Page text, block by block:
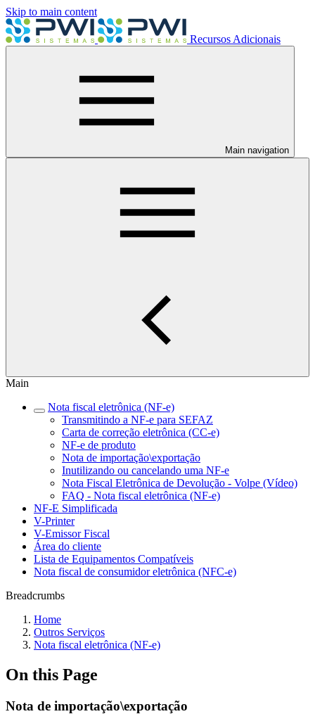
Skip to main content
Recursos Adicionais
Main navigation
Main
Nota fiscal eletrônica (NF-e)
Transmitindo a NF-e para SEFAZ
Carta de correção eletrônica (CC-e)
NF-e de produto
Nota de importação\exportação
Inutilizando ou cancelando uma NF-e
Nota Fiscal Eletrônica de Devolução - Volpe (Vídeo)
FAQ - Nota fiscal eletrônica (NF-e)
NF-E Simplificada
V-Printer
V-Emissor Fiscal
Área do cliente
Lista de Equipamentos Compatíveis
Nota fiscal de consumidor eletrônica (NFC-e)
Breadcrumbs
Home
Outros Serviços
Nota fiscal eletrônica (NF-e)
On this Page
Nota de importação\exportação